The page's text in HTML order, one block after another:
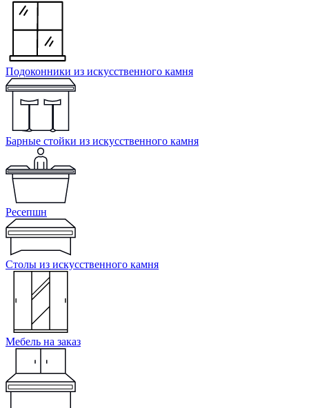
Подоконники из искусственного камня
Барные стойки из искусственного камня
Ресепшн
Cтолы из искусственного камня
Мебель на заказ